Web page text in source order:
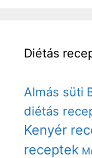
Diétás
Almás süti
diétás
Kenyér
receptek